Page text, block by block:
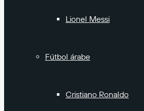
Lionel Messi
Fútbol árabe
Cristiano Ronaldo